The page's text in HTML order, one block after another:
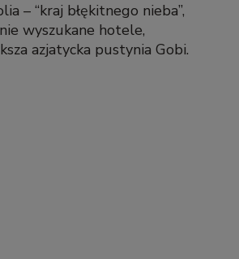
– “kraj błękitnego nieba”,
wyszukane hotele,
azjatycka pustynia Gobi.